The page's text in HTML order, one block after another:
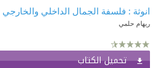
انوثة : فلسفة الجمال الداخلي والخارجي
ريهام حلمي
تحميل الكتاب